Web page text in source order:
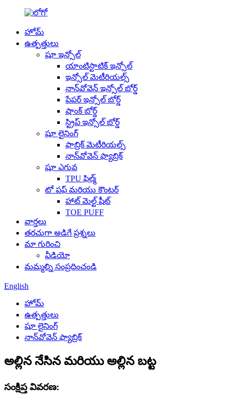
హోమ్
ఉత్పత్తులు
షూ ఇన్సోల్
యాంటిస్టాటిక్ ఇన్సోల్
ఇన్సోల్ మెటీరియల్స్
నాన్‌వోవెన్ ఇన్సోల్ బోర్డ్
పేపర్ ఇన్సోల్ బోర్డ్
షాంక్ బోర్డ్
స్ట్రిప్ ఇన్సోల్ బోర్డ్
షూ లైనింగ్
ఫాబ్రిక్ మెటీరియల్స్
నాన్‌వోవెన్ ఫ్యాబ్రిక్
షూ ఎగువ
TPU ఫిల్మ్
టో పఫ్ మరియు కౌంటర్
హాట్ మెల్ట్ షీట్
TOE PUFF
వార్తలు
తరచుగా అడిగే ప్రశ్నలు
మా గురించి
వీడియో
మమ్మల్ని సంప్రదించండి
English
హోమ్
ఉత్పత్తులు
షూ లైనింగ్
నాన్‌వోవెన్ ఫ్యాబ్రిక్
అల్లిన నేసిన మరియు అల్లిన బట్ట
సంక్షిప్త వివరణ: